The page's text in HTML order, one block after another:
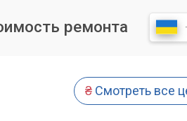
платы
но он способен обеспечить
ремонта
₴ Смотреть все